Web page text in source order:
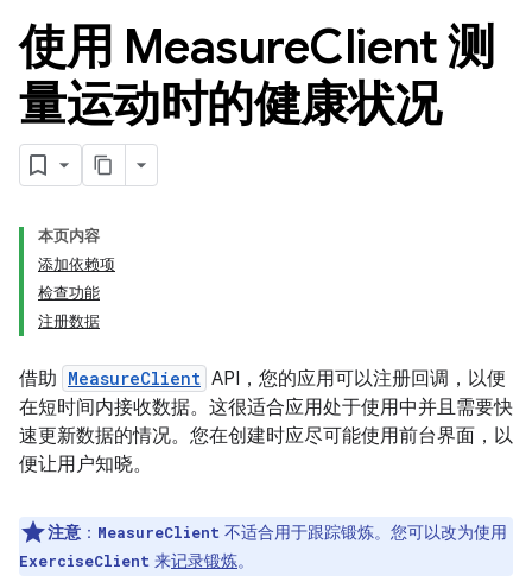
使用 MeasureClient 测
量运动时的健康状况
本页内容
添加依赖项
检查功能
注册数据
借助 MeasureClient API，您的应用可以注册回调，以便
在短时间内接收数据。这很适合应用处于使用中并且需要快
速更新数据的情况。您在创建时应尽可能使用前台界面，以
便让用户知晓。
注意 ： MeasureClient 不适合用于跟踪锻炼。您可以改为使用
ExerciseClient 来记录锻炼。